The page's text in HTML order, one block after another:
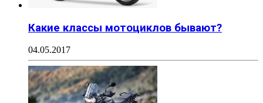
Какие классы мотоциклов бывают?
04.05.2017